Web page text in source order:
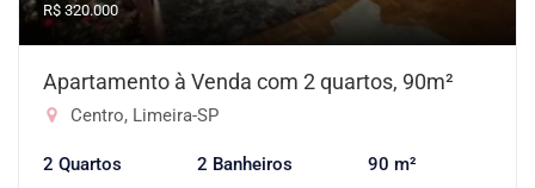
R$ 320.000
Apartamento à Venda com 2 quartos, 90m²
Centro, Limeira-SP
2 Quartos 2 Banheiros 90 m²